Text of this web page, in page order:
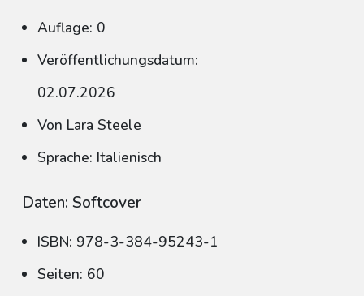
Auflage: 0
Veröffentlichungsdatum:
02.07.2026
Von Lara Steele
Sprache: Italienisch
Daten: Softcover
ISBN: 978-3-384-95243-1
Seiten: 60